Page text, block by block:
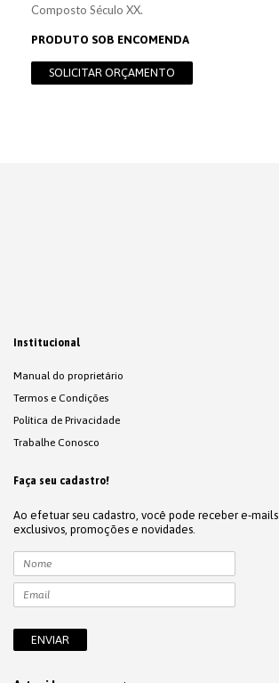
Composto Século XX.
PRODUTO SOB ENCOMENDA
SOLICITAR ORÇAMENTO
Institucional
Manual do proprietário
Termos e Condições
Política de Privacidade
Trabalhe Conosco
Faça seu cadastro!
Ao efetuar seu cadastro, você pode receber e-
exclusivos, promoções e novidades.